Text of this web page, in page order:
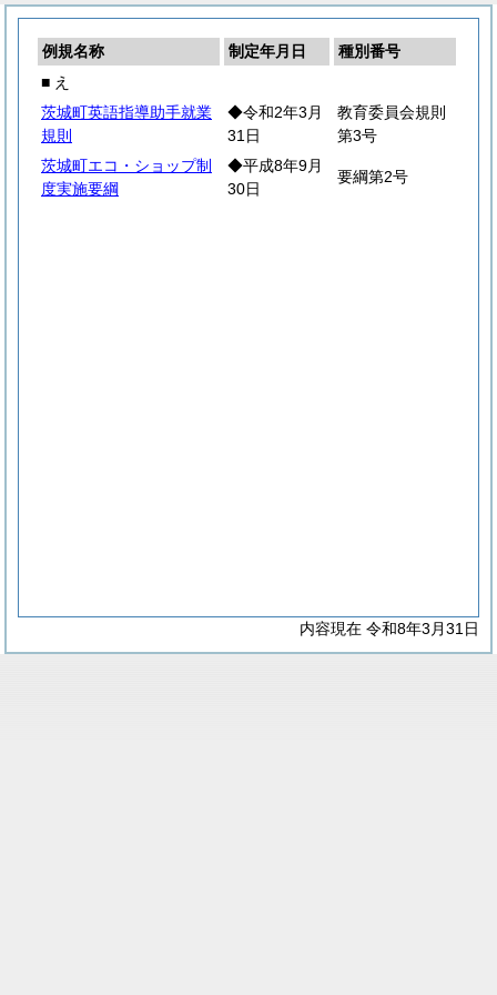
例規名称 制定年月日
種別番号
■ え
茨城町英語指導助手就業
規則
◆令和2年3月
31日
教育委員会規則
第3号
茨城町エコ・ショップ制
度実施要綱
◆平成8年9月
30日
要綱第2号
内容現在 令和8年3月31日